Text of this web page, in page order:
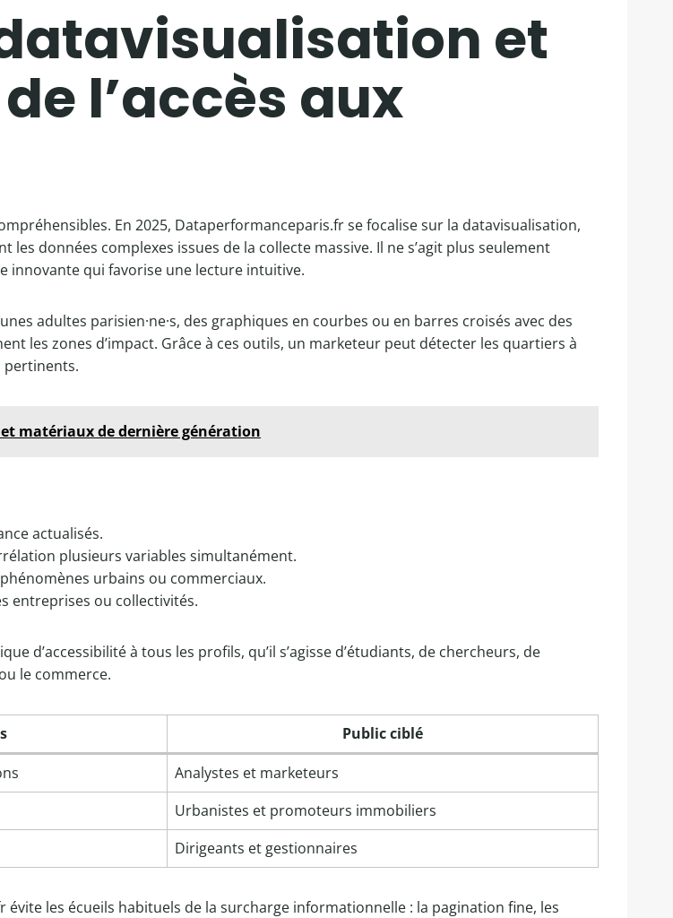
et
l’accès aux
En 2025, Dataperformanceparis.fr se focalise sur la datavisualisation,
données complexes issues de la collecte massive. Il ne s’agit plus seulement
innovante qui favorise une lecture intuitive.
adultes parisien·ne·s, des graphiques en courbes ou en barres croisés avec des
les zones d’impact. Grâce à ces outils, un marketeur peut détecter les quartiers à
pertinents.
matériaux de dernière génération
actualisés.
plusieurs variables simultanément.
urbains ou commerciaux.
entreprises ou collectivités.
d’accessibilité à tous les profils, qu’il s’agisse d’étudiants, de chercheurs, de
le commerce.
Public ciblé
Analystes et marketeurs
Urbanistes et promoteurs immobiliers
Dirigeants et gestionnaires
les écueils habituels de la surcharge informationnelle : la pagination fine, les